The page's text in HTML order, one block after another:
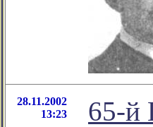
28.11.2002
13:23
65-й